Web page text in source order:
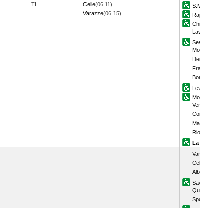
TI
Celle(06.11)
Varazze(06.15)
La